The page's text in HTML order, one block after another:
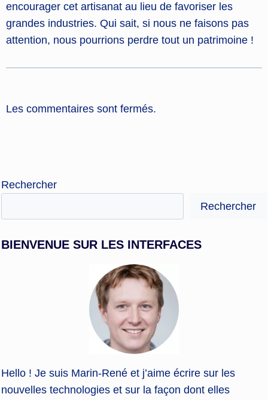
encourager cet artisanat au lieu de favoriser les
grandes industries. Qui sait, si nous ne faisons pas
attention, nous pourrions perdre tout un patrimoine !
Les commentaires sont fermés.
Rechercher
Rechercher
BIENVENUE SUR LES INTERFACES
Hello ! Je suis Marin-René et j’aime écrire sur les
nouvelles technologies et sur la façon dont elles